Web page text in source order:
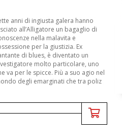
anni di ingiusta galera hanno
all’Alligatore un bagaglio di
nella malavita e
per la giustizia. Ex
di blues, è diventato un
molto particolare, uno
va per le spicce. Più a suo agio nel
degli emarginati che tra poliz